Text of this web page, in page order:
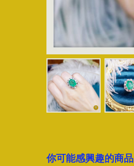
你可能感興趣的商品